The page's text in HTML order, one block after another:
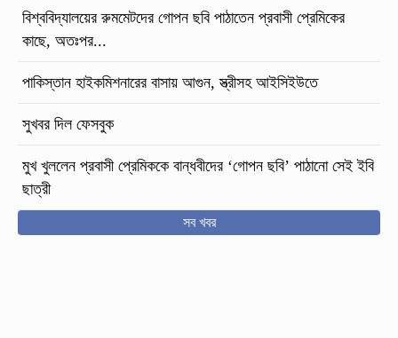
বিশ্ববিদ্যালয়ের রুমমেটদের গোপন ছবি পাঠাতেন প্রবাসী প্রেমিকের
কাছে, অতঃপর...
পাকিস্তান হাইকমিশনারের বাসায় আগুন, স্ত্রীসহ আইসিইউতে
সুখবর দিল ফেসবুক
মুখ খুললেন প্রবাসী প্রেমিককে বান্ধবীদের ‘গোপন ছবি’ পাঠানো সেই ইবি
ছাত্রী
সব খবর